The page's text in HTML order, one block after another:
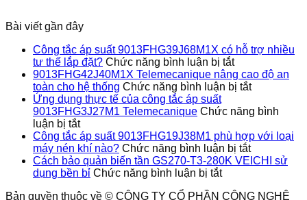
bỉ
Bài viết gần đây
Công tắc áp suất 9013FHG39J68M1X có hỗ trợ nhiều
tư thế lắp đặt? Chức năng bình luận bị tắtở
Công
tắc
suất
có
hỗ
trợ
thế
9013FHG42J40M1X Telemecanique nâng cao độ an
toàn cho hệ thống Chức năng bình luận bị tắtở
cao
độ
an
hệ
Ứng dụng thực tế của công tắc áp suất
9013FHG3J27M1 Telemecanique Chức năng bình
luận bị tắtở
Ứng
dụng
thực
tế
công
Công tắc áp suất 9013FHG19J38M1 phù hợp với loại
máy nén khí nào? Chức năng bình luận bị tắtở
Công
suất
Cách bảo quản biến tần GS270-T3-280K VEICHI sử
dụng bền bỉ Chức năng bình luận bị tắtở
bảo
Bản quyền thuộc về © CÔNG TY CỔ PHẦN CÔNG NGHỆ